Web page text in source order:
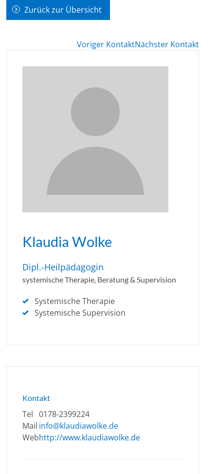
Zurück zur Übersicht
Voriger KontaktNächster Kontakt
Klaudia Wolke
Dipl.-Heilpädagogin
systemische Therapie, Beratung & Supervision
Systemische Therapie
Systemische Supervision
Kontakt
Tel 0178-2399224
Mail info@klaudiawolke.de
Webhttp://www.klaudiawolke.de